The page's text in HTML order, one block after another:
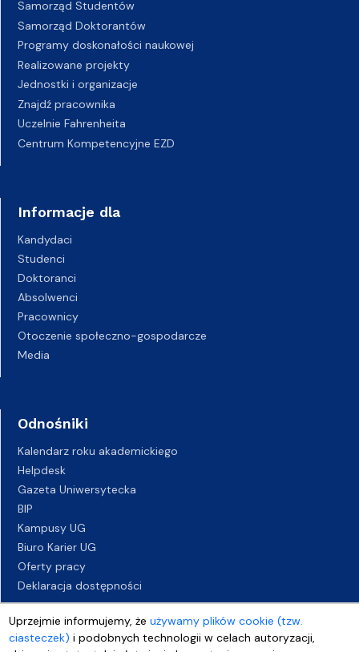
Uprzejmie informujemy, żeużywamy plików cookie (tzw.
ciasteczek) i podobnych technologii w celach autoryzacji,
Samorząd Studentów
Samorząd Doktorantów
Programy doskonałości naukowej
Realizowane projekty
Jednostki i organizacje
Znajdź pracownika
Uczelnie Fahrenheita
Centrum Kompetencyjne EZD
Informacje dla
Kandydaci
Studenci
Doktoranci
Absolwenci
Pracownicy
Otoczenie społeczno-gospodarcze
Media
Odnośniki
Kalendarz roku akademickiego
Helpdesk
Gazeta Uniwersytecka
BIP
Kampusy UG
Biuro Karier UG
Oferty pracy
Deklaracja dostępności